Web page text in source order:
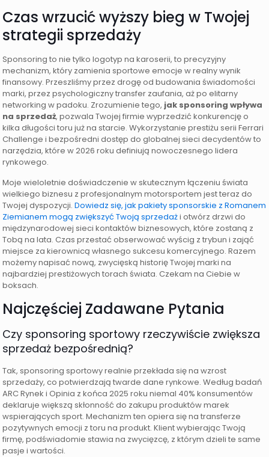
Czas wrzucić wyższy bieg w Twojej
strategii sprzedaży
Sponsoring to nie tylko logotyp na karoserii, to precyzyjny
mechanizm, który zamienia sportowe emocje w realny wynik
finansowy. Przeszliśmy przez drogę od budowania świadomości
marki, przez psychologiczny transfer zaufania, aż po elitarny
networking w padoku. Zrozumienie tego, jak sponsoring wpływa
na sprzedaż, pozwala Twojej firmie wyprzedzić konkurencję o
kilka długości toru już na starcie. Wykorzystanie prestiżu serii Ferrari
Challenge i bezpośredni dostęp do globalnej sieci decydentów to
narzędzia, które w 2026 roku definiują nowoczesnego lidera
rynkowego.
Moje wieloletnie doświadczenie w skutecznym łączeniu świata
wielkiego biznesu z profesjonalnym motorsportem jest teraz do
Twojej dyspozycji.Dowiedz się, jak pakiety sponsorskie z Romanem
Ziemianem mogą zwiększyć Twoją sprzedażi otwórz drzwi do
międzynarodowej sieci kontaktów biznesowych, które zostaną z
Tobą na lata. Czas przestać obserwować wyścig z trybun i zająć
miejsce za kierownicą własnego sukcesu komercyjnego. Razem
możemy napisać nową, zwycięską historię Twojej marki na
najbardziej prestiżowych torach świata. Czekam na Ciebie w
boksach.
Najczęściej Zadawane Pytania
Czy sponsoring sportowy rzeczywiście zwiększa
sprzedaż bezpośrednią?
Tak, sponsoring sportowy realnie przekłada się na wzrost
sprzedaży, co potwierdzają twarde dane rynkowe. Według badań
ARC Rynek i Opinia z końca 2025 roku niemal 40% konsumentów
deklaruje większą skłonność do zakupu produktów marek
wspierających sport. Mechanizm ten opiera się na transferze
pozytywnych emocji z toru na produkt. Klient wybierając Twoją
firmę, podświadomie stawia na zwycięzcę, z którym dzieli te same
pasje i wartości.